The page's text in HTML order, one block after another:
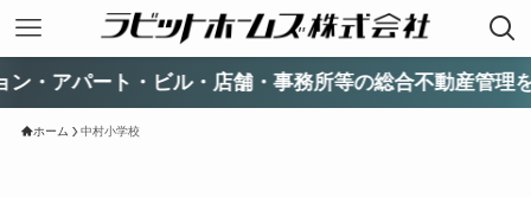
ート・ビル・店舗・事務所等の総合不動産管理を行っ
ホーム 中村小学校